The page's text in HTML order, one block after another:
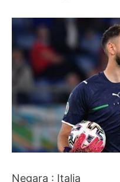
Negara : Italia